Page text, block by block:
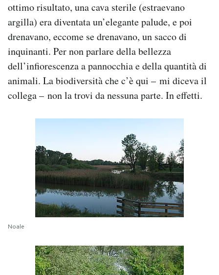
ottimo risultato, una cava sterile (estraevano
argilla) era diventata un’elegante palude, e poi
drenavano, eccome se drenavano, un sacco di
inquinanti. Per non parlare della bellezza
dell’infiorescenza a pannocchia e della quantità di
animali. La biodiversità che c’è qui – mi diceva il
collega – non la trovi da nessuna parte. In effetti.
Noale